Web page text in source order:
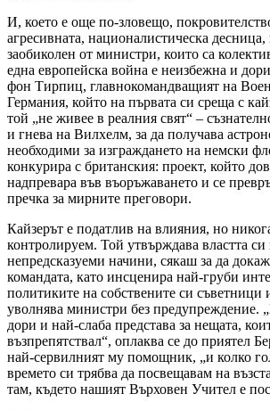
И, което е още по-зловещо,
агресивната, националистическа десница,
заобиколен от министри, които са
една европейска война е неизбежна и
фон Тирпиц, главнокомандващият на
Германия, който на първата си среща с
той „не живее в реалния свят“ –
и гнева на Вилхелм, за да получава
необходими за изграждането на немски
конкурира с британския: проект, който
надпревара във въоръжаването и се
пречка за мирните преговори.
Кайзерът е податлив на влияния, но
контролируем. Той утвърждава властта
непредсказуеми начини, сякаш за да
командата, като инсценира най-груби
политиките на собствените си съветници
уволнява министри без предупреждение.
дори и най-слаба представа за нещата,
възпрепятствал“, оплаква се до приятел
най-сервилният му помощник, „и колко
времето си трябва да посвещавам на
там, където нашият Върховен Учител е